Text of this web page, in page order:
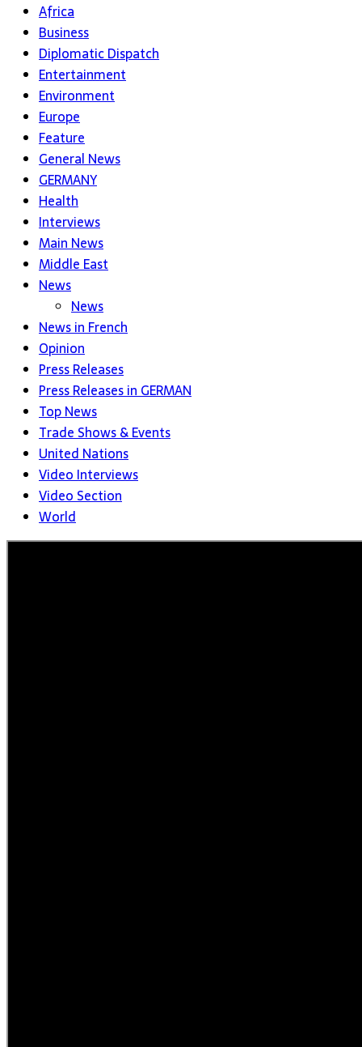
Africa
Business
Diplomatic Dispatch
Entertainment
Environment
Europe
Feature
General News
GERMANY
Health
Interviews
Main News
Middle East
News
News
News in French
Opinion
Press Releases
Press Releases in GERMAN
Top News
Trade Shows & Events
United Nations
Video Interviews
Video Section
World